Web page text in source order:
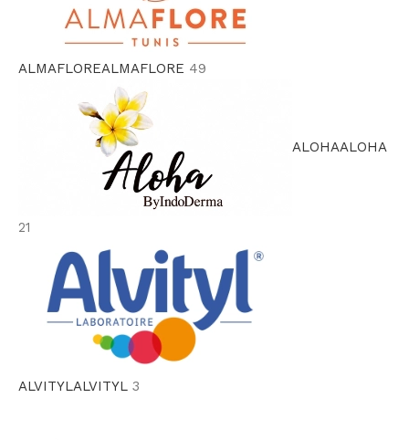
ALMAFLOREALMAFLORE 49
ALOHAALOHA
21
ALVITYLALVITYL 3